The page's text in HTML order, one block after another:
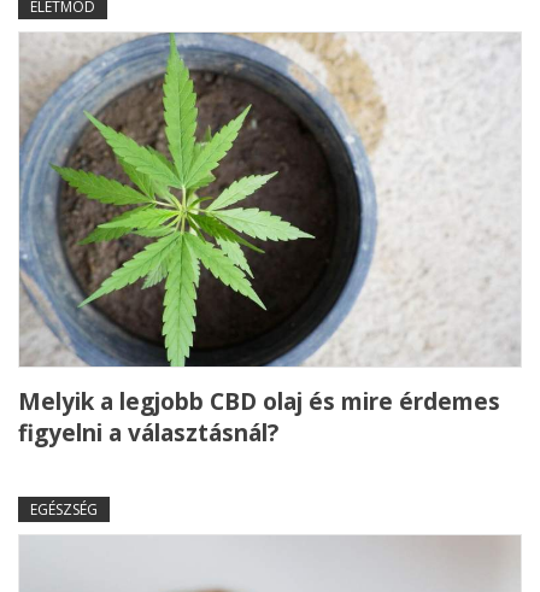
ÉLETMÓD
Melyik a legjobb CBD olaj és mire érdemes
figyelni a választásnál?
EGÉSZSÉG